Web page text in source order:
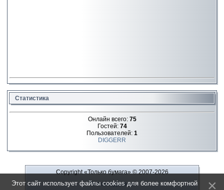
Статистика
Онлайн всего: 75
Гостей: 74
Пользователей: 1
DIGGERR
Copyright «Только бумага»© 2007-2026
Рекламодателю
Этот сайт использует файлы cookies для более комфортной